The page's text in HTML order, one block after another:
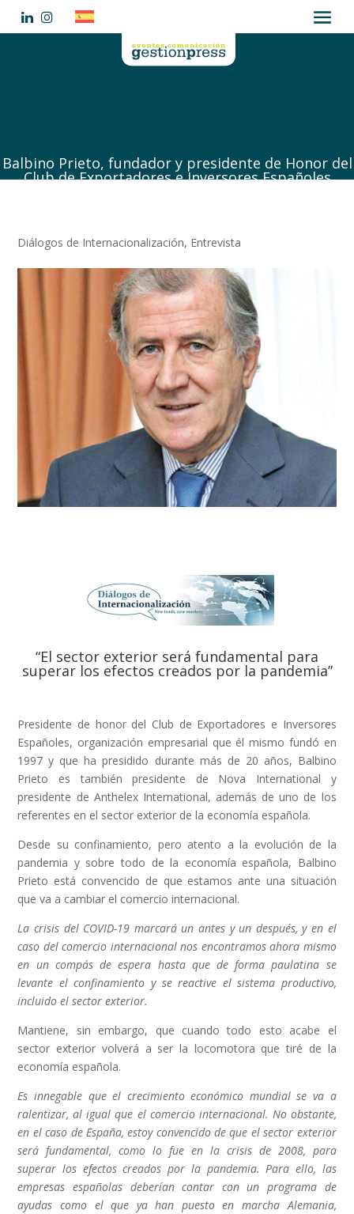
Balbino Prieto, fundador y presidente de Honor del
Club de Exportadores e Inversores Españoles
Diálogos de Internacionalización, Entrevista
“El sector exterior será fundamental para
superar los efectos creados por la pandemia”
Presidente de honor del Club de Exportadores e Inversores
Españoles, organización empresarial que él mismo fundó en
1997 y que ha presidido durante más de 20 años, Balbino
Prieto es también presidente de Nova International y
presidente de Anthelex International, además de uno de los
referentes en el sector exterior de la economía española.
Desde su confinamiento, pero atento a la evolución de la
pandemia y sobre todo de la economía española, Balbino
Prieto está convencido de que estamos ante una situación
que va a cambiar el comercio internacional.
La crisis del COVID-19 marcará un antes y un después, y en el
caso del comercio internacional nos encontramos ahora mismo
en un compás de espera hasta que de forma paulatina se
levante el confinamiento y se reactive el sistema productivo,
incluido el sector exterior.
Mantiene, sin embargo, que cuando todo esto acabe el
sector exterior volverá a ser la locomotora que tiré de la
economía española.
Es innegable que el crecimiento económico mundial se va a
ralentizar, al igual que el comercio internacional. No obstante,
en el caso de España, estoy convencido de que el sector exterior
será fundamental, como lo fue en la crisis de 2008, para
superar los efectos creados por la pandemia. Para ello, las
empresas españolas deberían contar con un programa de
ayudas como el que ya han puesto en marcha Alemania,